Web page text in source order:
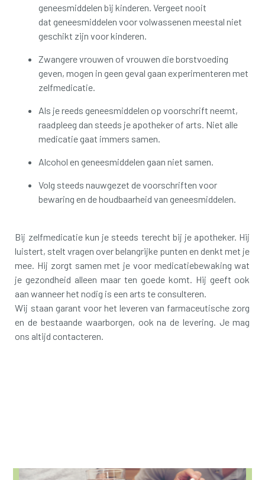
geneesmiddelen bij kinderen. Vergeet nooit
dat geneesmiddelen voor volwassenen meestal niet
geschikt zijn voor kinderen.
Zwangere vrouwen of vrouwen die borstvoeding
geven, mogen in geen geval gaan experimenteren met
zelfmedicatie.
Als je reeds geneesmiddelen op voorschrift neemt,
raadpleeg dan steeds je apotheker of arts. Niet alle
medicatie gaat immers samen.
Alcohol en geneesmiddelen gaan niet samen.
Volg steeds nauwgezet de voorschriften voor
bewaring en de houdbaarheid van geneesmiddelen.
Bij zelfmedicatie kun je steeds terecht bij je apotheker. Hij
luistert, stelt vragen over belangrijke punten en denkt met je
mee. Hij zorgt samen met je voor medicatiebewaking wat
je gezondheid alleen maar ten goede komt. Hij geeft ook
aan wanneer het nodig is een arts te consulteren.
Wij staan garant voor het leveren van farmaceutische zorg
en de bestaande waarborgen, ook na de levering. Je mag
ons altijd contacteren.